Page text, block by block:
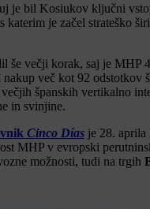
je bil Kosiukov ključni
katerim je začel strateško
še večji korak, saj je MHP
več kot 92 odstotkov
večjih španskih vertikalno
in svinjine.
Cinco Días je 28. aprila
MHP v evropski
možnosti, tudi na trgih